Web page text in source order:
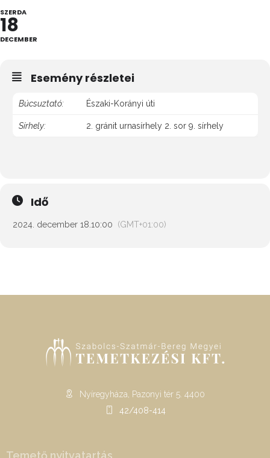
SZERDA
18
DECEMBER
Esemény részletei
Búcsuztató: Északi-Korányi úti
Sírhely: 2. gránit urnasírhely 2. sor 9. sírhely
Idő
2024. december 18. 10:00 (GMT+01:00)
Nyíregyháza, Pazonyi tér 5. 4400
42/408-414
Temető nyitvatartás